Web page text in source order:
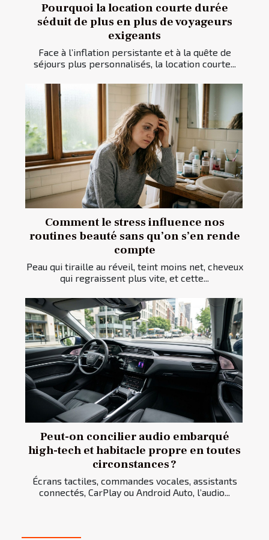
Pourquoi la location courte durée
séduit de plus en plus de voyageurs
exigeants
Face à l’inflation persistante et à la quête de
séjours plus personnalisés, la location courte...
Comment le stress influence nos
routines beauté sans qu’on s’en rende
compte
Peau qui tiraille au réveil, teint moins net, cheveux
qui regraissent plus vite, et cette...
Peut-on concilier audio embarqué
high-tech et habitacle propre en toutes
circonstances ?
Écrans tactiles, commandes vocales, assistants
connectés, CarPlay ou Android Auto, l’audio...